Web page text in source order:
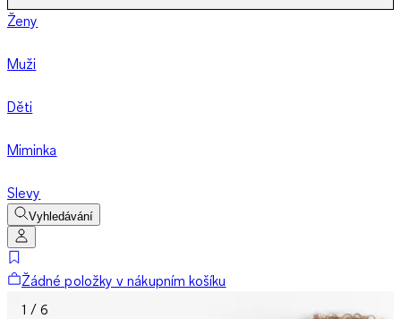
Ženy
Muži
Děti
Miminka
Slevy
Vyhledávání
Žádné položky v nákupním košíku
1 / 6